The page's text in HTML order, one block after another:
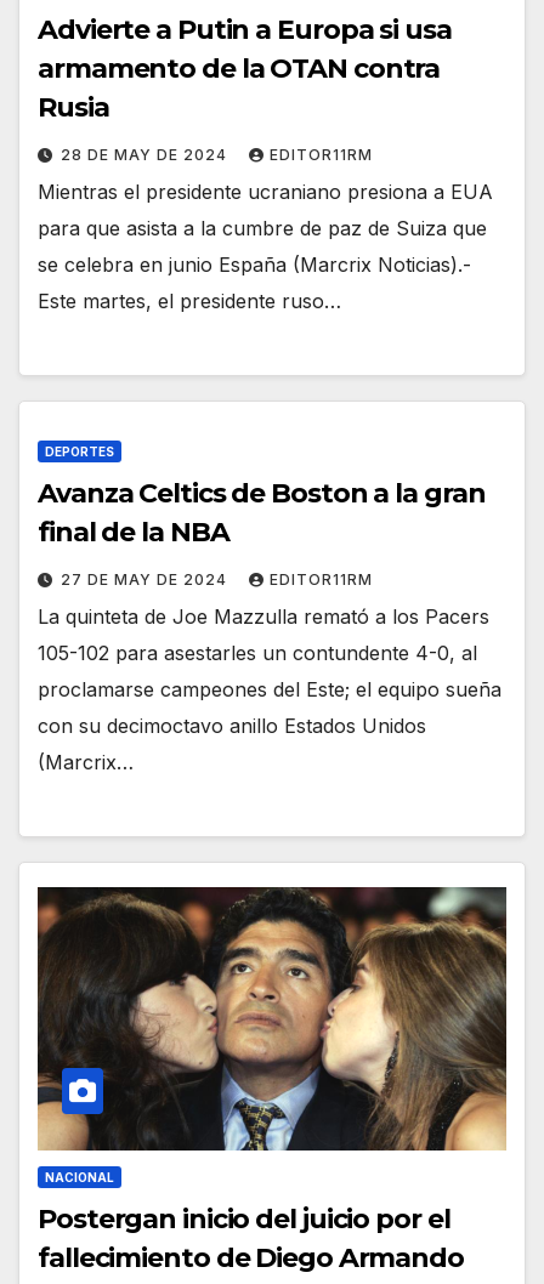
Advierte a Putin a Europa si usa
armamento de la OTAN contra
Rusia
28 DE MAY DE 2024 EDITOR11RM
Mientras el presidente ucraniano presiona a EUA
para que asista a la cumbre de paz de Suiza que
se celebra en junio España (Marcrix Noticias).-
Este martes, el presidente ruso…
DEPORTES
Avanza Celtics de Boston a la gran
final de la NBA
27 DE MAY DE 2024 EDITOR11RM
La quinteta de Joe Mazzulla remató a los Pacers
105-102 para asestarles un contundente 4-0, al
proclamarse campeones del Este; el equipo sueña
con su decimoctavo anillo Estados Unidos
(Marcrix…
NACIONAL
Postergan inicio del juicio por el
fallecimiento de Diego Armando